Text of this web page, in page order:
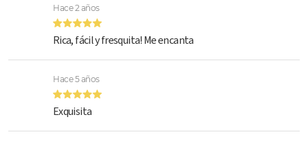
Hace 2 años
Rica, fácil y fresquita! Me encanta
Hace 5 años
Exquisita